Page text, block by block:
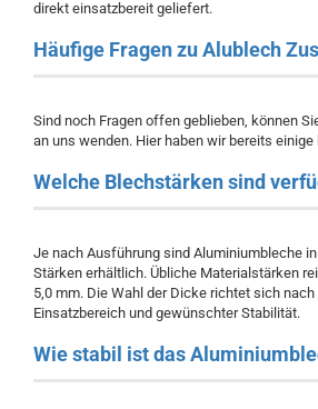
direkt einsatzbereit geliefert.
Häufige Fragen zu Alublech
Sind noch Fragen offen geblieben, können
an uns wenden. Hier haben wir bereits
Welche Blechstärken sind
Je nach Ausführung sind Aluminiumbleche
Stärken erhältlich. Übliche Materialstärken
5,0 mm. Die Wahl der Dicke richtet sich nach
Einsatzbereich und gewünschter Stabilität.
Wie stabil ist das